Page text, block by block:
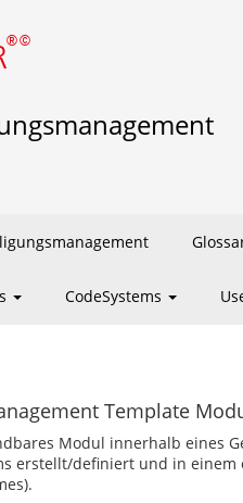
CodeSystems
Template
Modul innerhalb eines
erstellt/definiert und in